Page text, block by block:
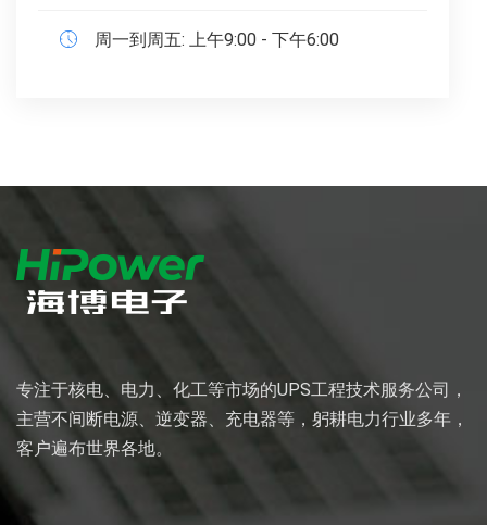
周一到周五: 上午9:00 - 下午6:00
专注于核电、电力、化工等市场的UPS工程技术服务公司，
主营不间断电源、逆变器、充电器等，躬耕电力行业多年，
客户遍布世界各地。